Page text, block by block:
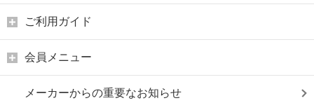
ご利用ガイド
会員メニュー
メーカーからの重要なお知らせ